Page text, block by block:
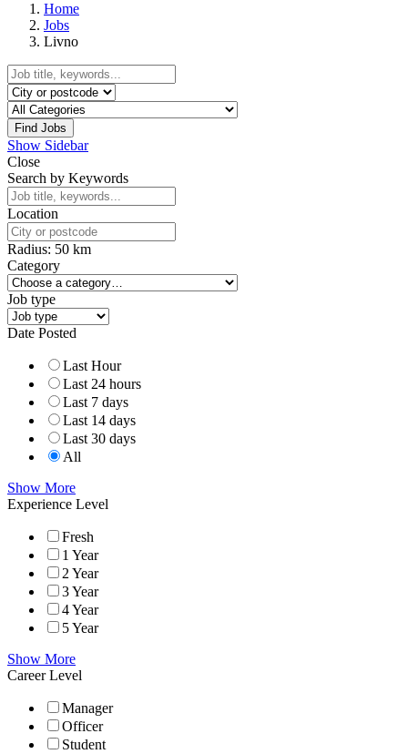
Home
Jobs
Livno
Find Jobs
Show Sidebar
Close
Search by Keywords
Location
Radius: 50 km
Category
Job type
Date Posted
Last Hour
Last 24 hours
Last 7 days
Last 14 days
Last 30 days
All
Show More
Experience Level
Fresh
1 Year
2 Year
3 Year
4 Year
5 Year
Show More
Career Level
Manager
Officer
Student